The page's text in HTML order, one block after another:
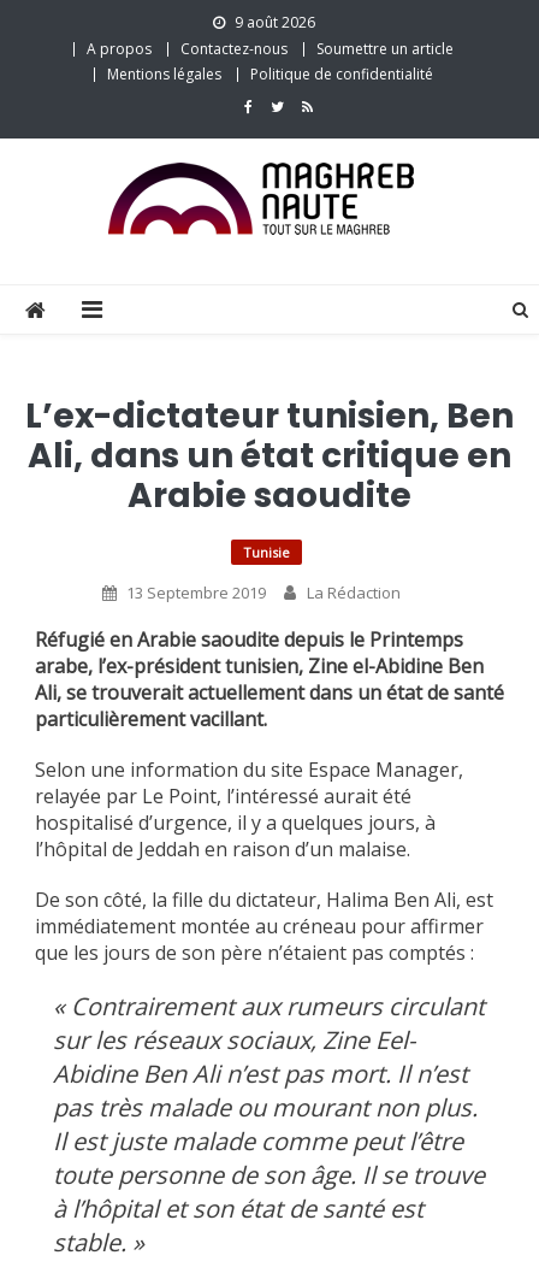
9 août 2026
A propos
Contactez-nous
Soumettre un article
Mentions légales
Politique de confidentialité
L’ex-dictateur tunisien, Ben
Ali, dans un état critique en
Arabie saoudite
Tunisie
13 Septembre 2019 La Rédaction
Réfugié en Arabie saoudite depuis le Printemps
arabe, l’ex-président tunisien, Zine el-Abidine Ben
Ali, se trouverait actuellement dans un état de santé
particulièrement vacillant.
Selon une information du site Espace Manager,
relayée par Le Point, l’intéressé aurait été
hospitalisé d’urgence, il y a quelques jours, à
l’hôpital de Jeddah en raison d’un malaise.
De son côté, la fille du dictateur, Halima Ben Ali, est
immédiatement montée au créneau pour affirmer
que les jours de son père n’étaient pas comptés :
« Contrairement aux rumeurs circulant
sur les réseaux sociaux, Zine Eel-
Abidine Ben Ali n’est pas mort. Il n’est
pas très malade ou mourant non plus.
Il est juste malade comme peut l’être
toute personne de son âge. Il se trouve
à l’hôpital et son état de santé est
stable. »